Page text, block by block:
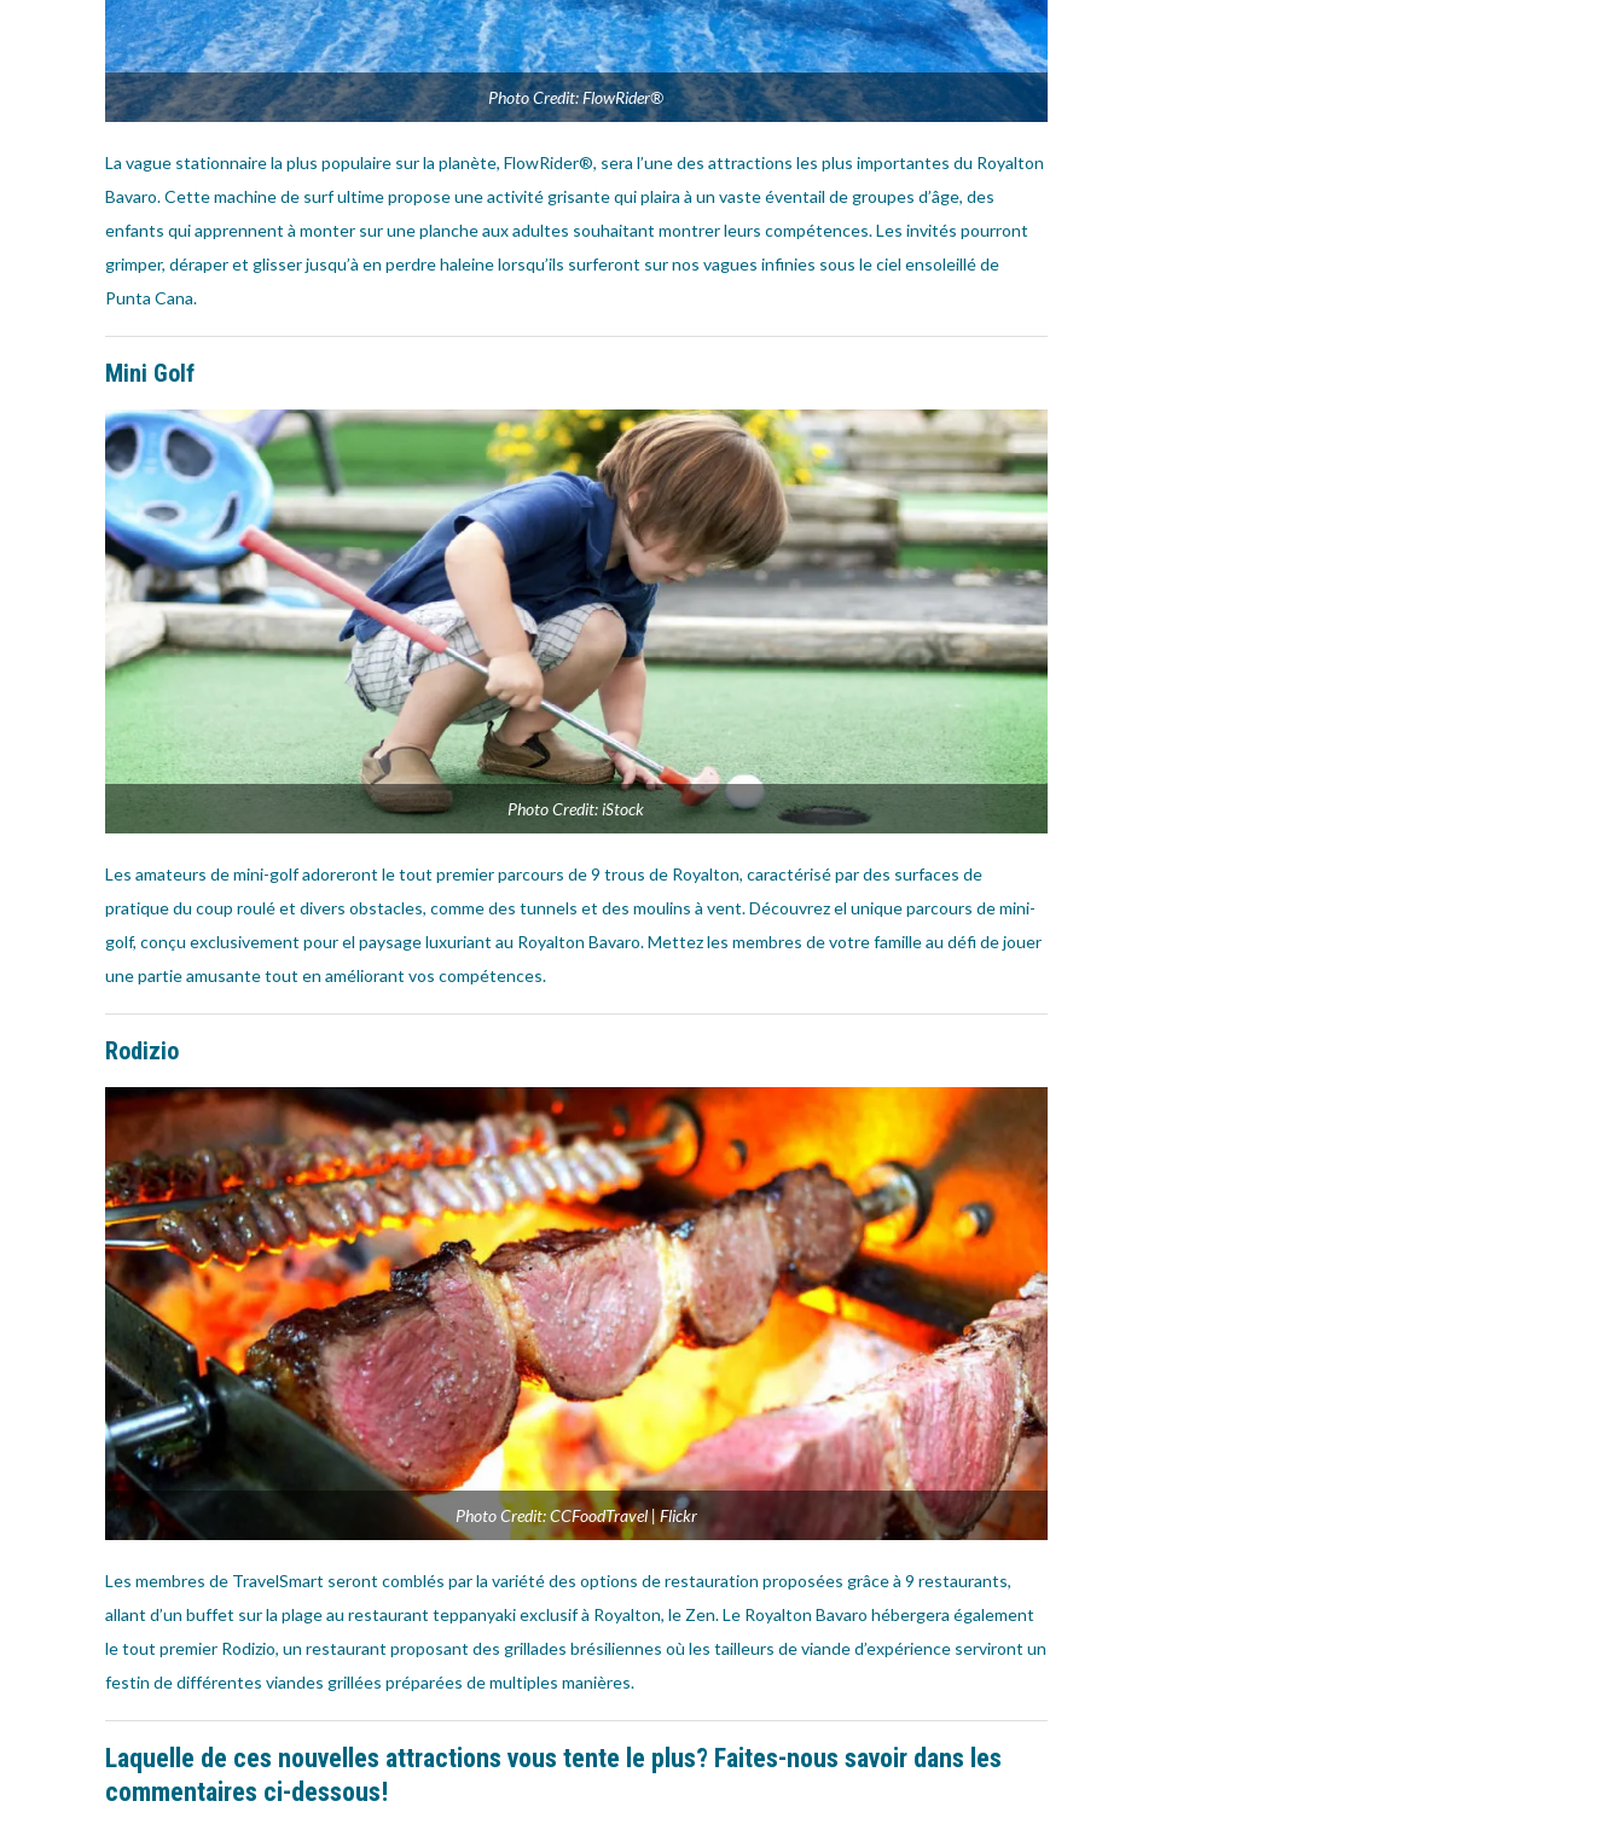
Photo Credit: FlowRider®
La vague stationnaire la plus populaire sur la planète, FlowRider®, sera l’une des attractions les plus importantes du Royalton
Bavaro. Cette machine de surf ultime propose une activité grisante qui plaira à un vaste éventail de groupes d’âge, des
enfants qui apprennent à monter sur une planche aux adultes souhaitant montrer leurs compétences. Les invités pourront
grimper, déraper et glisser jusqu’à en perdre haleine lorsqu’ils surferont sur nos vagues infinies sous le ciel ensoleillé de
Punta Cana.
Mini Golf
Photo Credit: iStock
Les amateurs de mini-golf adoreront le tout premier parcours de 9 trous de Royalton, caractérisé par des surfaces de
pratique du coup roulé et divers obstacles, comme des tunnels et des moulins à vent. Découvrez el unique parcours de mini-
golf, conçu exclusivement pour el paysage luxuriant au Royalton Bavaro. Mettez les membres de votre famille au défi de jouer
une partie amusante tout en améliorant vos compétences.
Rodizio
Photo Credit: CCFoodTravel | Flickr
Les membres de TravelSmart seront comblés par la variété des options de restauration proposées grâce à 9 restaurants,
allant d’un buffet sur la plage au restaurant teppanyaki exclusif à Royalton, le Zen. Le Royalton Bavaro hébergera également
le tout premier Rodizio, un restaurant proposant des grillades brésiliennes où les tailleurs de viande d’expérience serviront un
festin de différentes viandes grillées préparées de multiples manières.
Laquelle de ces nouvelles attractions vous tente le plus? Faites-nous savoir dans les
commentaires ci-dessous!